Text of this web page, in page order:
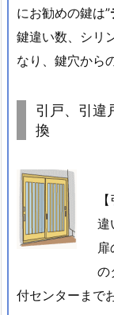
法
1.
2.
付
イ
鍵
く
にお勧めの鍵は”
鍵違い数、シリ
なり、鍵穴から
引戸、引違
換
違
の
付センターまで